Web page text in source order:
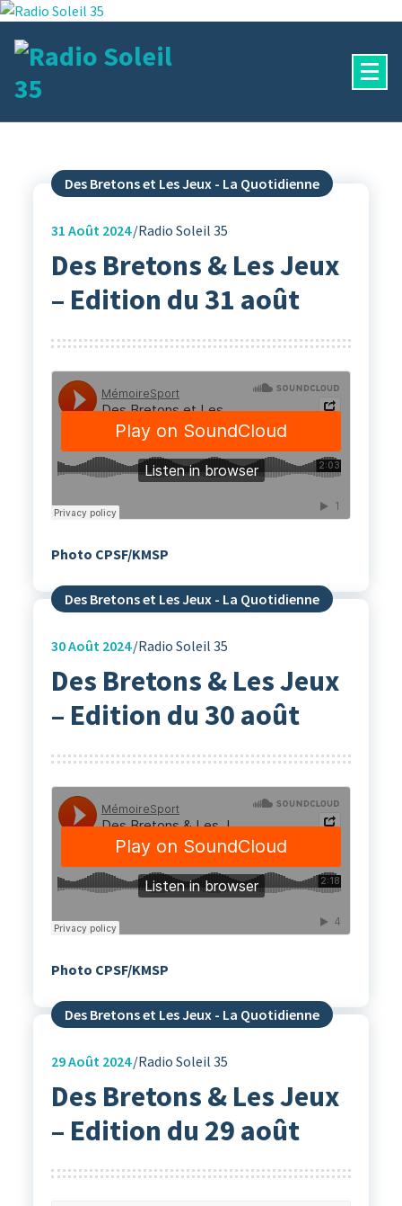
Aller
contenu
Des Bretons et Les Jeux - La Quotidienne
31 Août 2024 Radio Soleil 35
Des Bretons & Les Jeux
– Edition du 31 août
Photo CPSF/KMSP
Des Bretons et Les Jeux - La Quotidienne
30Août 2024 Radio Soleil 35
Des Bretons & Les Jeux
– Edition du 30 août
Photo CPSF/KMSP
Des Bretons et Les Jeux - La Quotidienne
29Août 2024 Radio Soleil 35
Des Bretons & Les Jeux
– Edition du 29 août